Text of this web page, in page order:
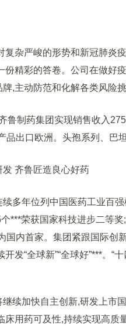
严峻的形势和新冠肺炎疫
份精彩的答卷。公司在做好
,主动防范和化解各类风险
制药集团实现销售收入275
品出口欧洲。头孢系列、巴
齐鲁匠造良心好药
年位列中国医药工业百强
***荣获国家科技进步二等
国内首家。集团紧跟国际创
发“全球新”“全球好”***。“
加快自主创新,研发上市国
床用药可及性,持续实现高质